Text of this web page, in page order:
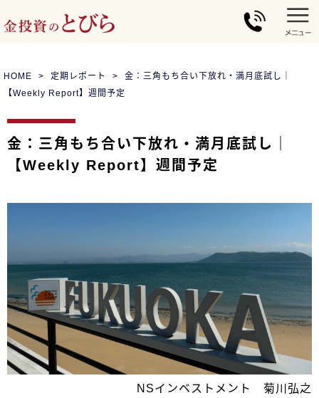
HOME 定期レポート
金：三角もち合い下放れ・満月底試し｜
【Weekly Report】週間予定
金：三角もち合い下放れ・満月底試し｜
【Weekly Report】週間予定
NSインベストメント 菊川弘之